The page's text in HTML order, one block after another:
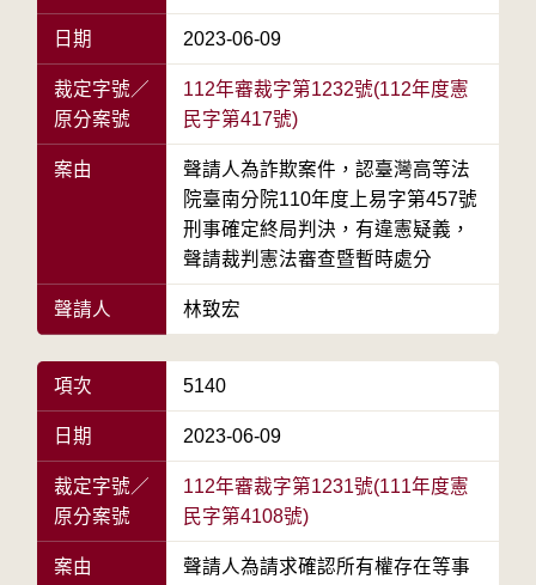
日期 2023-06-09
裁定字號／
原分案號
112年審裁字第1232號(112年度憲
民字第417號)
案由
聲請人為詐欺案件，認臺灣高等法
院臺南分院110年度上易字第457號
刑事確定終局判決，有違憲疑義，
聲請裁判憲法審查暨暫時處分
聲請人 林致宏
項次 5140
日期 2023-06-09
裁定字號／
原分案號
112年審裁字第1231號(111年度憲
民字第4108號)
案由
聲請人為請求確認所有權存在等事